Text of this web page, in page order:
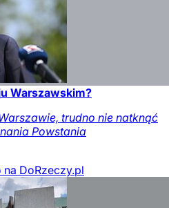
Warszawskim?
trudno nie natknąć
Powstania
na DoRzeczy.pl